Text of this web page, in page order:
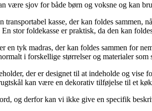
være sjov for både børn og voksne og kan
transportabel kasse, der kan foldes
stor foldekasse er praktisk, da den kan
en tyk madras, der kan foldes sammen for
i forskellige størrelser og materialer
der er designet til at indeholde og
kan være en dekorativ tilføjelse til et
og derfor kan vi ikke give en specifik